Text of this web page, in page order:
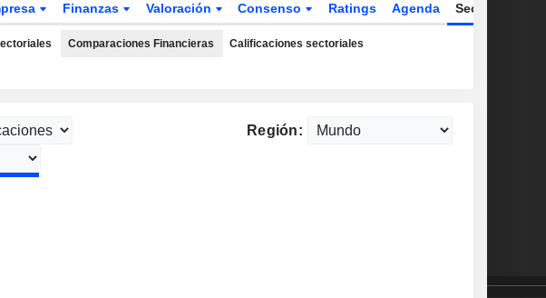
Finanzas Valoración Consenso Ratings Agenda Sector
Comparaciones Financieras Calificaciones sectoriales
Región: